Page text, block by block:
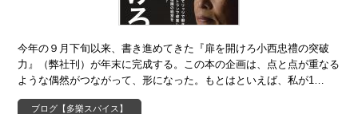
今年の９月下旬以来、書き進めてきた『扉を開けろ小西忠禮の突破
力』（弊社刊）が年末に完成する。この本の企画は、点と点が重なる
ような偶然がつながって、形になった。もとはといえば、私が1…
ブログ【多樂スパイス】